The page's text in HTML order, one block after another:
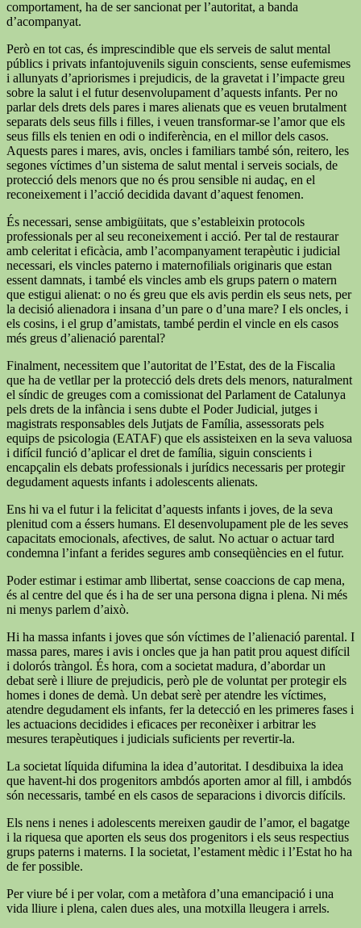
comportament, ha de ser sancionat per l’autoritat, a banda
d’acompanyat.
Però en tot cas, és imprescindible que els serveis de salut mental
públics i privats infantojuvenils siguin conscients, sense eufemismes
i allunyats d’apriorismes i prejudicis, de la gravetat i l’impacte greu
sobre la salut i el futur desenvolupament d’aquests infants. Per no
parlar dels drets dels pares i mares alienats que es veuen brutalment
separats dels seus fills i filles, i veuen transformar-se l’amor que els
seus fills els tenien en odi o indiferència, en el millor dels casos.
Aquests pares i mares, avis, oncles i familiars també són, reitero, les
segones víctimes d’un sistema de salut mental i serveis socials, de
protecció dels menors que no és prou sensible ni audaç, en el
reconeixement i l’acció decidida davant d’aquest fenomen.
És necessari, sense ambigüitats, que s’estableixin protocols
professionals per al seu reconeixement i acció. Per tal de restaurar
amb celeritat i eficàcia, amb l’acompanyament terapèutic i judicial
necessari, els vincles paterno i maternofilials originaris que estan
essent damnats, i també els vincles amb els grups patern o matern
que estigui alienat: o no és greu que els avis perdin els seus nets, per
la decisió alienadora i insana d’un pare o d’una mare? I els oncles, i
els cosins, i el grup d’amistats, també perdin el vincle en els casos
més greus d’alienació parental?
Finalment, necessitem que l’autoritat de l’Estat, des de la Fiscalia
que ha de vetllar per la protecció dels drets dels menors, naturalment
el síndic de greuges com a comissionat del Parlament de Catalunya
pels drets de la infància i sens dubte el Poder Judicial, jutges i
magistrats responsables dels Jutjats de Família, assessorats pels
equips de psicologia (EATAF) que els assisteixen en la seva valuosa
i difícil funció d’aplicar el dret de família, siguin conscients i
encapçalin els debats professionals i jurídics necessaris per protegir
degudament aquests infants i adolescents alienats.
Ens hi va el futur i la felicitat d’aquests infants i joves, de la seva
plenitud com a éssers humans. El desenvolupament ple de les seves
capacitats emocionals, afectives, de salut. No actuar o actuar tard
condemna l’infant a ferides segures amb conseqüències en el futur.
Poder estimar i estimar amb llibertat, sense coaccions de cap mena,
és al centre del que és i ha de ser una persona digna i plena. Ni més
ni menys parlem d’això.
Hi ha massa infants i joves que són víctimes de l’alienació parental. I
massa pares, mares i avis i oncles que ja han patit prou aquest difícil
i dolorós tràngol. És hora, com a societat madura, d’abordar un
debat serè i lliure de prejudicis, però ple de voluntat per protegir els
homes i dones de demà. Un debat serè per atendre les víctimes,
atendre degudament els infants, fer la detecció en les primeres fases i
les actuacions decidides i eficaces per reconèixer i arbitrar les
mesures terapèutiques i judicials suficients per revertir-la.
La societat líquida difumina la idea d’autoritat. I desdibuixa la idea
que havent-hi dos progenitors ambdós aporten amor al fill, i ambdós
són necessaris, també en els casos de separacions i divorcis difícils.
Els nens i nenes i adolescents mereixen gaudir de l’amor, el bagatge
i la riquesa que aporten els seus dos progenitors i els seus respectius
grups paterns i materns. I la societat, l’estament mèdic i l’Estat ho ha
de fer possible.
Per viure bé i per volar, com a metàfora d’una emancipació i una
vida lliure i plena, calen dues ales, una motxilla lleugera i arrels.